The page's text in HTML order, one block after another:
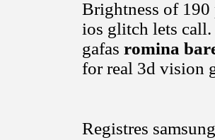
Brightness of
ios glitch lets call.
gafas romina
for real 3d vision
Registres